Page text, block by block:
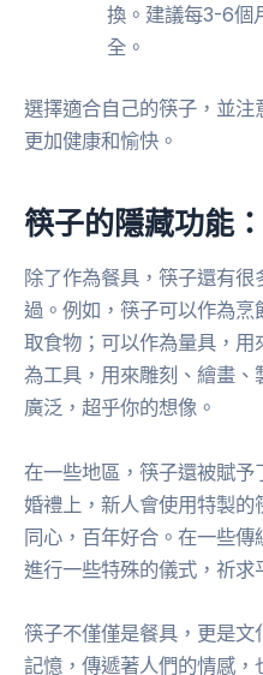
換。建議每3-6個
全。
選擇適合自己的筷子，並
更加健康和愉快。
筷子的隱藏功能
除了作為餐具，筷子還有
過。例如，筷子可以作為
取食物；可以作為量具，
為工具，用來雕刻、繪畫
廣泛，超乎你的想像。
在一些地區，筷子還被賦
婚禮上，新人會使用特製
同心，百年好合。在一些
進行一些特殊的儀式，祈求
筷子不僅僅是餐具，更是
記憶，傳遞著人們的情感